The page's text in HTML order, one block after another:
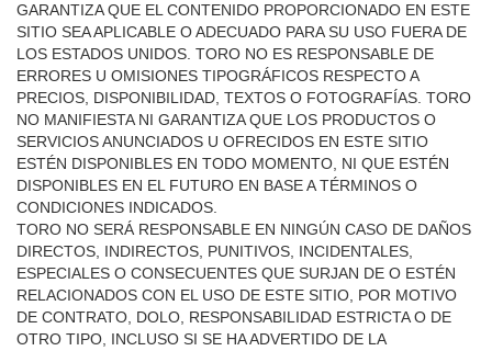
GARANTIZA QUE EL CONTENIDO PROPORCIONADO EN ESTE
SITIO SEA APLICABLE O ADECUADO PARA SU USO FUERA DE
LOS ESTADOS UNIDOS. TORO NO ES RESPONSABLE DE
ERRORES U OMISIONES TIPOGRÁFICOS RESPECTO A
PRECIOS, DISPONIBILIDAD, TEXTOS O FOTOGRAFÍAS. TORO
NO MANIFIESTA NI GARANTIZA QUE LOS PRODUCTOS O
SERVICIOS ANUNCIADOS U OFRECIDOS EN ESTE SITIO
ESTÉN DISPONIBLES EN TODO MOMENTO, NI QUE ESTÉN
DISPONIBLES EN EL FUTURO EN BASE A TÉRMINOS O
CONDICIONES INDICADOS.
TORO NO SERÁ RESPONSABLE EN NINGÚN CASO DE DAÑOS
DIRECTOS, INDIRECTOS, PUNITIVOS, INCIDENTALES,
ESPECIALES O CONSECUENTES QUE SURJAN DE O ESTÉN
RELACIONADOS CON EL USO DE ESTE SITIO, POR MOTIVO
DE CONTRATO, DOLO, RESPONSABILIDAD ESTRICTA O DE
OTRO TIPO, INCLUSO SI SE HA ADVERTIDO DE LA